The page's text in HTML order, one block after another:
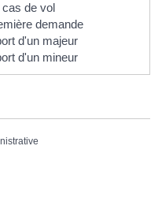
de vol
demande
d'un majeur
d'un mineur